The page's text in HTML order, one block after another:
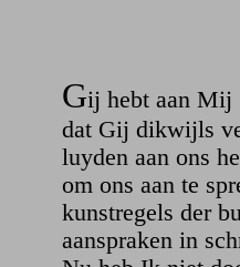
Gij hebt aan Mij
dat Gij dikwijls
luyden aan ons
om ons aan te
kunstregels der
aanspraken in